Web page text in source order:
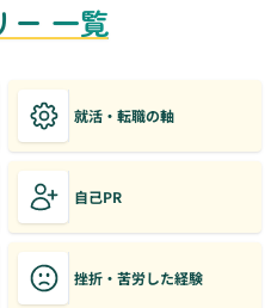
ー 一覧
就活・転職の軸
自己PR
挫折・苦労した経験